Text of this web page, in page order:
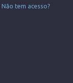
Não tem acesso?